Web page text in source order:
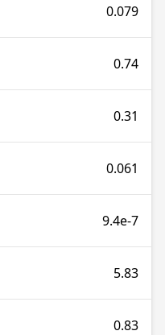
0.079
0.74
0.31
0.061
9.4e-7
5.83
0.83